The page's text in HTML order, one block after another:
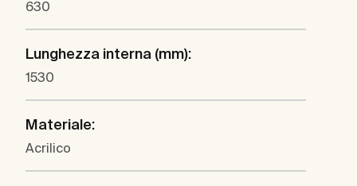
630
Lunghezza interna (mm):
1530
Materiale:
Acrilico